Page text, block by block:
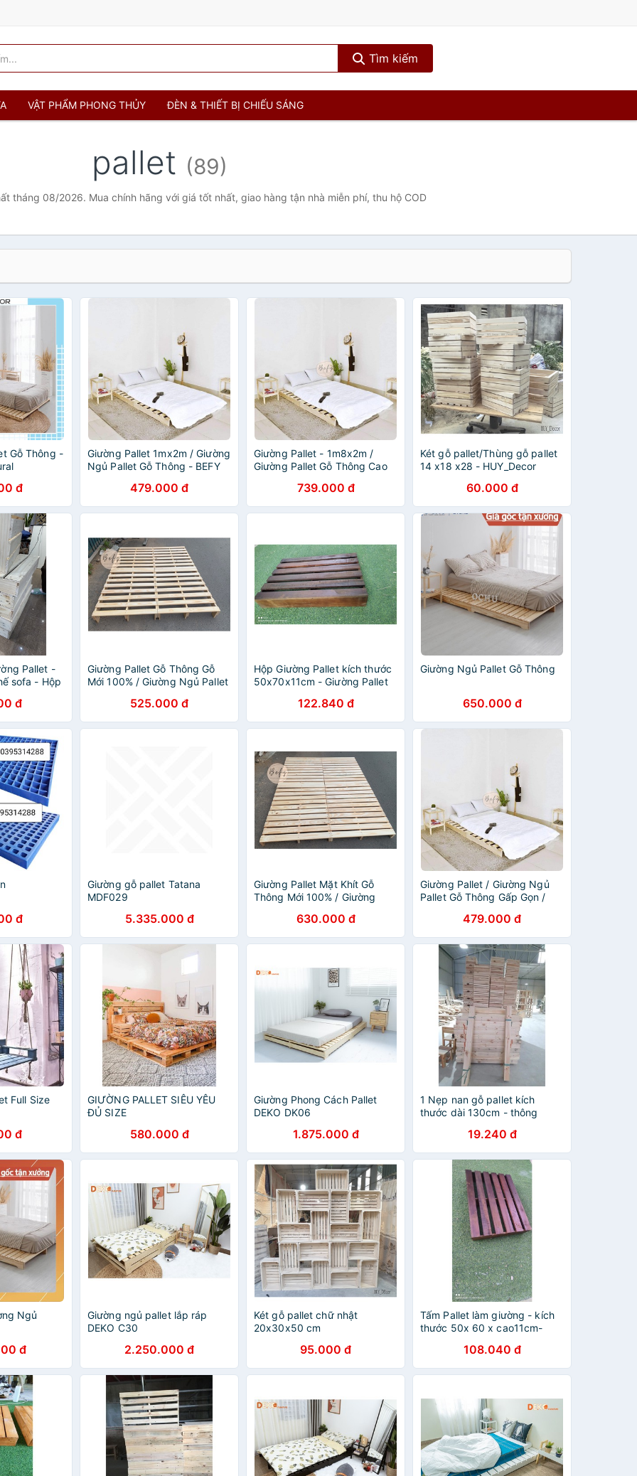
Tìm kiếm
VẬT PHẨM PHONG THỦY ĐÈN & THIẾT BỊ CHIẾU SÁNG
pallet (89)
tháng 08/2026. Mua chính hãng với giá tốt nhất, giao hàng tận nhà miễn phí, thu hộ COD
Gỗ Thông -
đ
Giường Pallet 1mx2m / Giường
Ngủ Pallet Gỗ Thông - BEFY
479.000 đ
Giường Pallet - 1m8x2m /
Giường Pallet Gỗ Thông Cao
739.000 đ
Két gỗ pallet/Thùng gỗ pallet
14 x18 x28 - HUY_Decor
60.000 đ
Pallet -
sofa - Hộp
đ
Giường Pallet Gỗ Thông Gỗ
Mới 100% / Giường Ngủ Pallet
525.000 đ
Hộp Giường Pallet kích thước
50x70x11cm - Giường Pallet
122.840 đ
Giường Ngủ Pallet Gỗ Thông
650.000 đ
đ
Giường gỗ pallet Tatana
MDF029
5.335.000 đ
Giường Pallet Mặt Khít Gỗ
Thông Mới 100% / Giường
630.000 đ
Giường Pallet / Giường Ngủ
Pallet Gỗ Thông Gấp Gọn /
- 1m8 - BEFY479.000 đ
Full Size
đ
GIƯỜNG PALLET SIÊU YÊU
ĐỦ SIZE
580.000 đ
Giường Phong Cách Pallet
DEKO DK06
1.875.000 đ
1 Nẹp nan gỗ pallet kích
thước dài 130cm - thông
19.240 đ
Ngủ
đ
Giường ngủ pallet lắp ráp
DEKO C30
2.250.000 đ
Két gỗ pallet chữ nhật
20x30x50 cm
95.000 đ
Tấm Pallet làm giường - kích
thước 50x 60 x cao11cm-
Giường Hộp Pallet HP Decor
108.040 đ